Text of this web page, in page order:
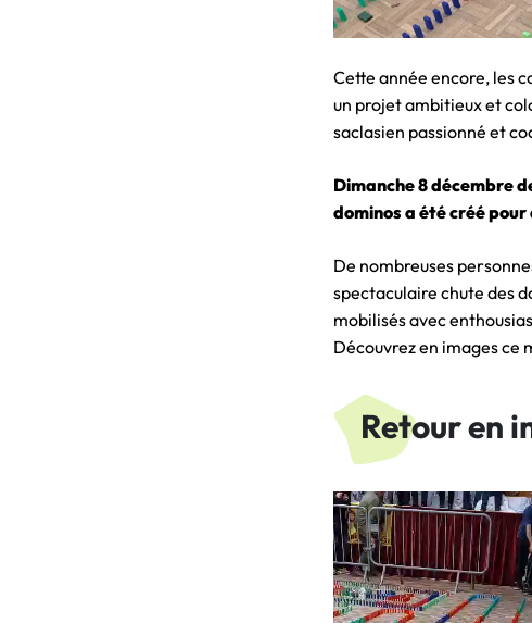
Cette année encore, les
un projet ambitieux et
saclasien passionné et
Dimanche 8 décembre
dominos a été créé
De nombreuses
spectaculaire chute des
mobilisés avec
Découvrez en images
Retour en